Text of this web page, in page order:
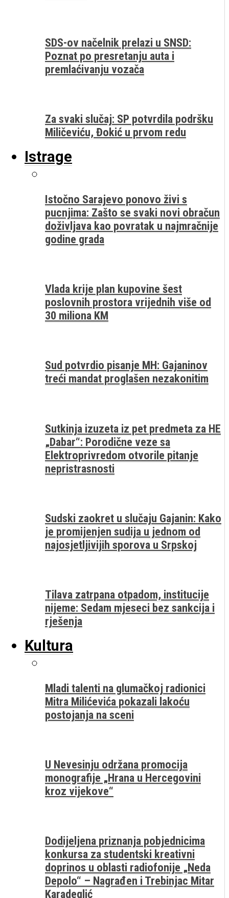
SDS-ov načelnik prelazi u SNSD:
Poznat po presretanju auta i
premlaćivanju vozača
Za svaki slučaj: SP potvrdila podršku
Miličeviću, Đokić u prvom redu
Istrage
Istočno Sarajevo ponovo živi s
pucnjima: Zašto se svaki novi obračun
doživljava kao povratak u najmračnije
godine grada
Vlada krije plan kupovine šest
poslovnih prostora vrijednih više od
30 miliona KM
Sud potvrdio pisanje MH: Gajaninov
treći mandat proglašen nezakonitim
Sutkinja izuzeta iz pet predmeta za HE
„Dabar“: Porodične veze sa
Elektroprivredom otvorile pitanje
nepristrasnosti
Sudski zaokret u slučaju Gajanin: Kako
je promijenjen sudija u jednom od
najosjetljivijih sporova u Srpskoj
Tilava zatrpana otpadom, institucije
nijeme: Sedam mjeseci bez sankcija i
rješenja
Kultura
Mladi talenti na glumačkoj radionici
Mitra Milićevića pokazali lakoću
postojanja na sceni
U Nevesinju održana promocija
monografije „Hrana u Hercegovini
kroz vijekove“
Dodijeljena priznanja pobjednicima
konkursa za studentski kreativni
doprinos u oblasti radiofonije „Neda
Depolo“ – Nagrađen i Trebinjac Mitar
Karadeglić